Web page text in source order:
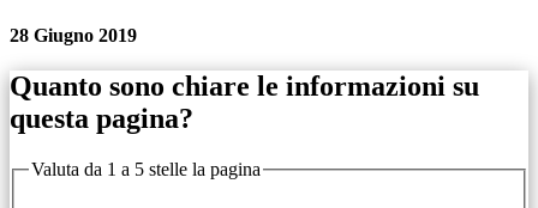
28 Giugno 2019
Quanto sono chiare le informazioni su
questa pagina?
Valuta da 1 a 5 stelle la pagina